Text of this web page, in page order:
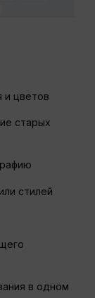
и цветов
старых
стилей
в одном